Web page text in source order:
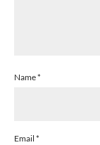
Name*
Email *